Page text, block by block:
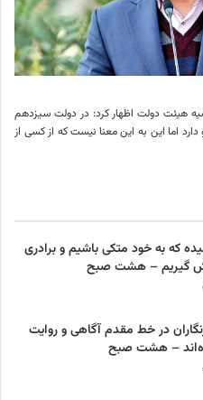
هیئت دولت اظهار کرد: در دولت سیزدهم
اما این به این معنا نیست که از کسی از
که به خود متکی باشیم و برادری
گیریم – هشت صبح
در خط مقدم آگاهی و روایت
– هشت صبح